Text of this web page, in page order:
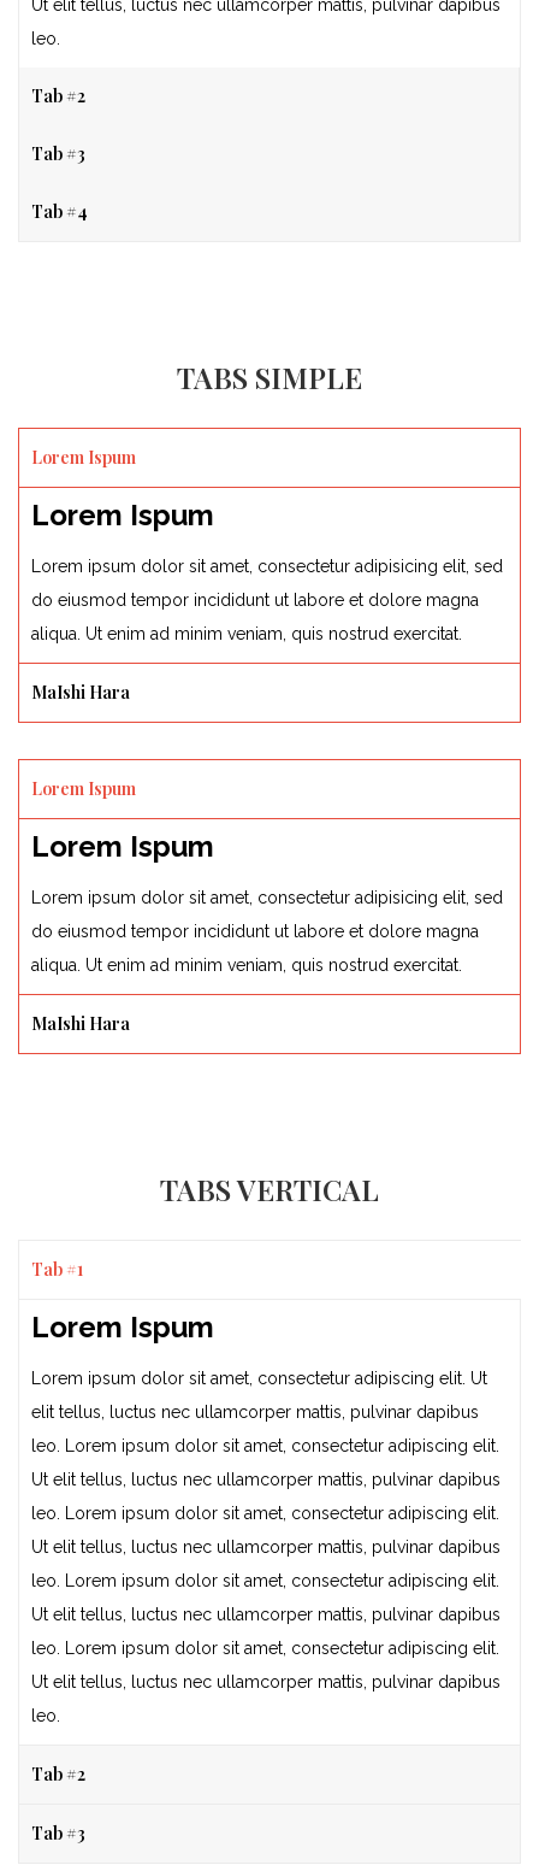
Ut elit tellus, luctus nec ullamcorper mattis, pulvinar dapibus
leo.
Tab #2
Tab #3
Tab #4
TABS SIMPLE
Lorem Ispum
Lorem Ispum
Lorem ipsum dolor sit amet, consectetur adipisicing elit, sed
do eiusmod tempor incididunt ut labore et dolore magna
aliqua. Ut enim ad minim veniam, quis nostrud exercitat.
MaIshi Hara
Lorem Ispum
Lorem Ispum
Lorem ipsum dolor sit amet, consectetur adipisicing elit, sed
do eiusmod tempor incididunt ut labore et dolore magna
aliqua. Ut enim ad minim veniam, quis nostrud exercitat.
MaIshi Hara
TABS VERTICAL
Tab #1
Lorem Ispum
Lorem ipsum dolor sit amet, consectetur adipiscing elit. Ut
elit tellus, luctus nec ullamcorper mattis, pulvinar dapibus
leo. Lorem ipsum dolor sit amet, consectetur adipiscing elit.
Ut elit tellus, luctus nec ullamcorper mattis, pulvinar dapibus
leo. Lorem ipsum dolor sit amet, consectetur adipiscing elit.
Ut elit tellus, luctus nec ullamcorper mattis, pulvinar dapibus
leo. Lorem ipsum dolor sit amet, consectetur adipiscing elit.
Ut elit tellus, luctus nec ullamcorper mattis, pulvinar dapibus
leo. Lorem ipsum dolor sit amet, consectetur adipiscing elit.
Ut elit tellus, luctus nec ullamcorper mattis, pulvinar dapibus
leo.
Tab #2
Tab #3